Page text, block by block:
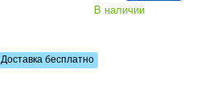
В наличии
Доставка бесплатно